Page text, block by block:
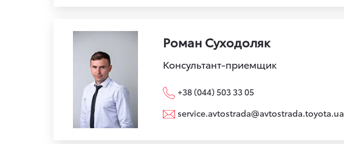
Роман Суходоляк
Консультант-приемщик
+38 (044) 503 33 05
service.avtostrada@avtostrada.toyota.ua